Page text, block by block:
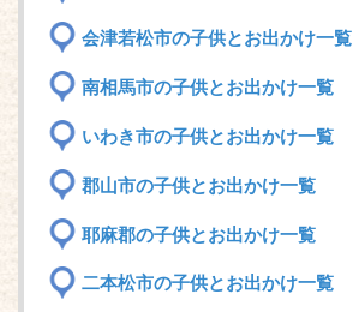
会津若松市の子供とお出かけ一覧
南相馬市の子供とお出かけ一覧
いわき市の子供とお出かけ一覧
郡山市の子供とお出かけ一覧
耶麻郡の子供とお出かけ一覧
二本松市の子供とお出かけ一覧